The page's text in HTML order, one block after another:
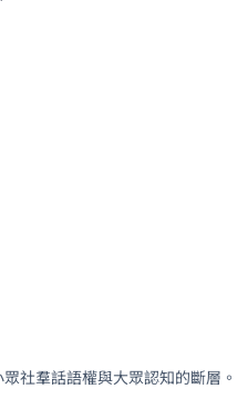
社羣話語權與大眾認知的斷層。